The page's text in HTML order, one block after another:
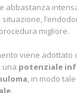
abbastanza
migliore.
viene adottato
una potenziale
, in modo
.